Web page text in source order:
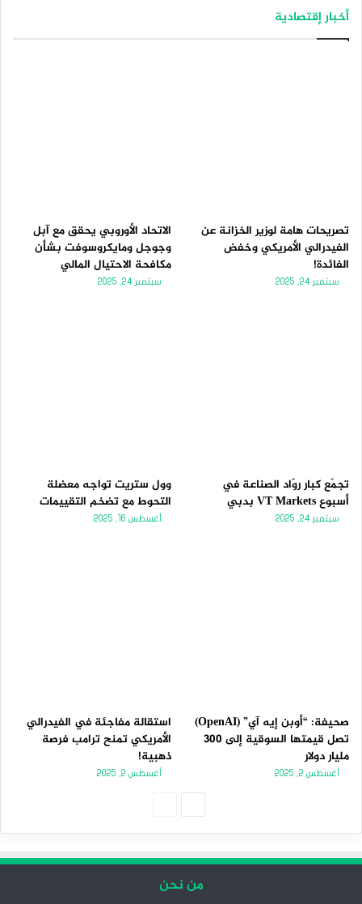
أخبار إقتصادية
تصريحات هامة لوزير الخزانة عن
الفيدرالي الأمريكي وخفض
الفائدة!
سبتمبر 24, 2025
الاتحاد الأوروبي يحقق مع آبل
وجوجل ومايكروسوفت بشأن
مكافحة الاحتيال المالي
سبتمبر 24, 2025
تجمّع كبار روّاد الصناعة في
أسبوع VT Markets بدبي
سبتمبر 24, 2025
وول ستريت تواجه معضلة
التحوط مع تضخم التقييمات
أغسطس 16, 2025
صحيفة: “أوبن إيه آي” (OpenAI)
تصل قيمتها السوقية إلى 300
مليار دولار
أغسطس 2, 2025
استقالة مفاجئة في الفيدرالي
الأمريكي تمنح ترامب فرصة
ذهبية!
أغسطس 2, 2025
من نحن